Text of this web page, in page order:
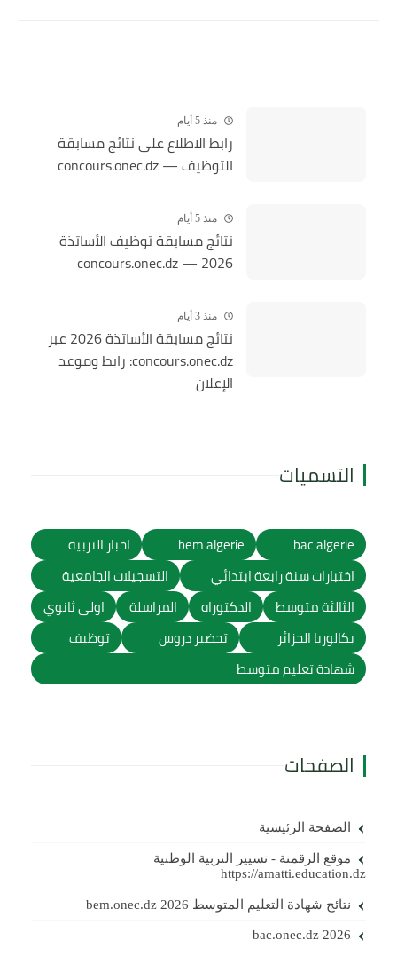
منذ 5 أيام
رابط الاطلاع على نتائج مسابقة
التوظيف — concours.onec.dz
منذ 5 أيام
نتائج مسابقة توظيف الأساتذة
2026 — concours.onec.dz
منذ 3 أيام
نتائج مسابقة الأساتذة 2026 عبر
concours.onec.dz: رابط وموعد
الإعلان
التسميات
bac algerie
bem algerie
اخبار التربية
اختبارات سنة رابعة ابتدائي
التسجيلات الجامعية
الثالثة متوسط
الدكتوراه المراسلة
اولى ثانوي
بكالوريا الجزائر
تحضير دروس
توظيف
شهادة تعليم متوسط
الصفحات
الصفحة الرئيسية
موقع الرقمنة - تسيير التربية الوطنية
https://amatti.education.dz
نتائج شهادة التعليم المتوسط 2026 bem.onec.dz
bac.onec.dz 2026